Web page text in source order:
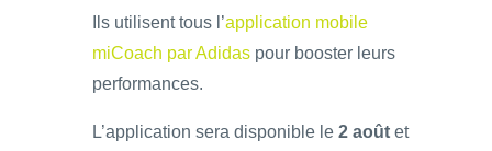
Ils utilisent tous l’application mobile
miCoach par Adidas pour booster leurs
performances.
L’application sera disponible le 2 août et